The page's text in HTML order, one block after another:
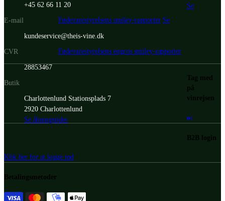
+45 62 66 11 20
E-mail
kundeservice@theis-vine.dk
CVR
28853467
Butik
Charlottenlund Stationsplads 7
2920 Charlottenlund
Se åbningstider
Se
Fødevarestyrelsens smiley-rapporter Se
Fødevarestyrelsens engros smiley-rapporter
Tag med
på
vinrejsen
B2B login
Klik her for at logge ind
Betalingsmetoder